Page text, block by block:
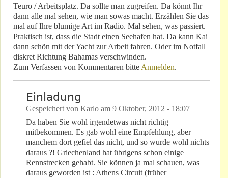
Teuro / Arbeitsplatz. Da sollte man zugreifen. Da könnt Ihr
dann alle mal sehen, wie man sowas macht. Erzählen Sie das
mal auf Ihre blumige Art im Radio. Mal sehen, was passiert.
Praktisch ist, dass die Stadt einen Seehafen hat. Da kann Kai
dann schön mit der Yacht zur Arbeit fahren. Oder im Notfall
diskret Richtung Bahamas verschwinden.
Zum Verfassen von Kommentaren bitte Anmelden.
Einladung
Gespeichert von Karlo am 9 Oktober, 2012 - 18:07
Da haben Sie wohl irgendetwas nicht richtig
mitbekommen. Es gab wohl eine Empfehlung, aber
manchem dort gefiel das nicht, und so wurde wohl nichts
daraus ?! Griechenland hat übrigens schon einige
Rennstrecken gehabt. Sie können ja mal schauen, was
daraus geworden ist : Athens Circuit (früher